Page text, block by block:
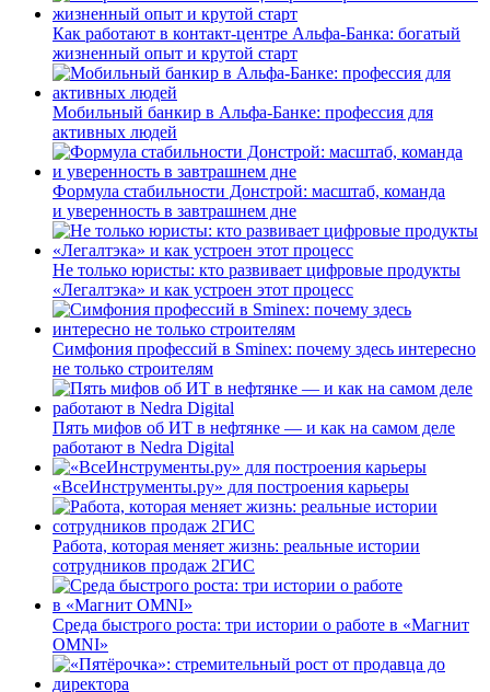
Как работают в контакт-центре Альфа-Банка: богатый
жизненный опыт и крутой старт
Мобильный банкир в Альфа-Банке: профессия для
активных людей
Формула стабильности Донстрой: масштаб, команда
и уверенность в завтрашнем дне
Не только юристы: кто развивает цифровые продукты
«Легалтэка» и как устроен этот процесс
Симфония профессий в Sminex: почему здесь интересно
не только строителям
Пять мифов об ИТ в нефтянке — и как на самом деле
работают в Nedra Digital
«ВсеИнструменты.ру» для построения карьеры
Работа, которая меняет жизнь: реальные истории
сотрудников продаж 2ГИС
Среда быстрого роста: три истории о работе в «Магнит
OMNI»